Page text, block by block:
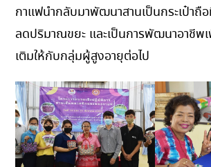
กาแฟนำกลับมาพัฒนาสานเป็นกระเป๋าถื
ลดปริมาณขยะ และเป็นการพัฒนาอาชีพเ
เติมให้กับกลุ่มผู้สูงอายุต่อไป